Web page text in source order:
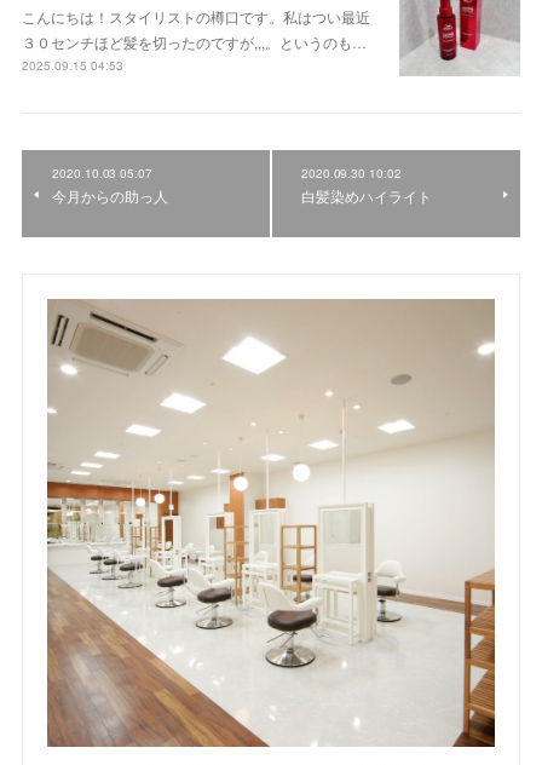
こんにちは！スタイリストの樽口です。私はつい最近
３０センチほど髪を切ったのですが,,,。というのも…
2025.09.15 04:53
2020.10.03 05:07
今月からの助っ人
2020.09.30 10:02
白髪染めハイライト